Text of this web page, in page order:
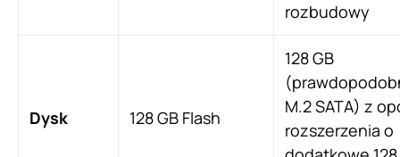
rozbudowy
Dysk 128 GB Flash
128 GB
M.2 SATA) z
rozszerzenia o